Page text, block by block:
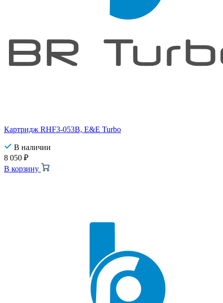
Картридж RHF3-053B, E&E Turbo
В наличии
8 050 ₽
В корзину